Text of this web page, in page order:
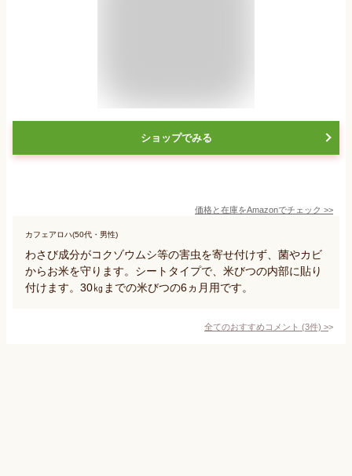
ショップでみる
価格と在庫をAmazonでチェック >>
カフェアロハ(50代・男性)
わさび成分がコクゾウムシ等の害虫を寄せ付けず、菌やカビ
からお米を守ります。シートタイプで、米びつの内部に貼り
付けます。30㎏までの米びつの6ヵ月用です。
全てのおすすめコメント (3件) >